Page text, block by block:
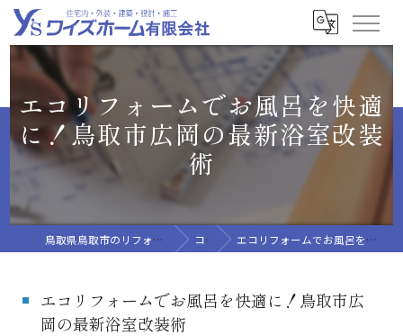
エコリフォームでお風呂を快適
に！鳥取市広岡の最新浴室改装
術
鳥取県鳥取市のリフォームならワイズホーム有限会社 コラム エコリフォームでお風呂を快適に！鳥取市広岡の最新浴室改装術
エコリフォームでお風呂を快適に！鳥取市広
岡の最新浴室改装術